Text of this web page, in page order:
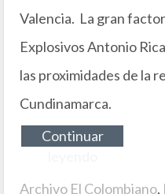
Valencia. La gran
Explosivos Antonio
las proximidades de la
Cundinamarca.
Continuar
Archivo El Colombiano,